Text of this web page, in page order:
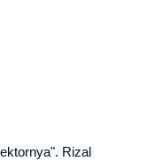
Rizal